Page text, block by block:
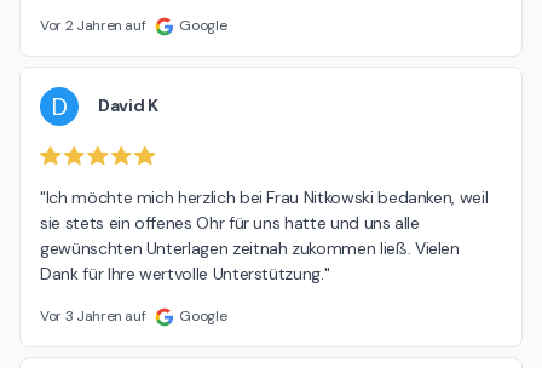
Vor 2 Jahren auf Google
D David K
"Ich möchte mich herzlich bei Frau Nitkowski bedanken, weil
sie stets ein offenes Ohr für uns hatte und uns alle
gewünschten Unterlagen zeitnah zukommen ließ. Vielen
Dank für Ihre wertvolle Unterstützung."
Vor 3 Jahren auf Google